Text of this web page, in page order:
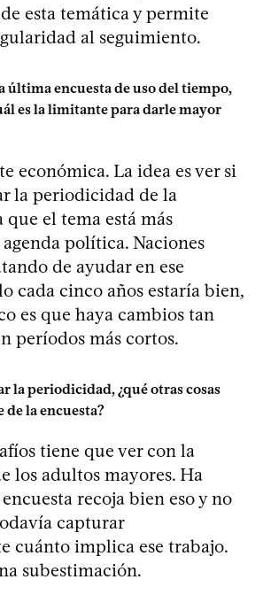
esta temática y permite
al seguimiento.
última encuesta de uso del tiempo,
es la limitante para darle mayor
económica. La idea es ver si
la periodicidad de la
que el tema está más
política. Naciones
de ayudar en ese
cada cinco años estaría bien,
es que haya cambios tan
períodos más cortos.
la periodicidad, ¿qué otras cosas
la encuesta?
tiene que ver con la
los adultos mayores. Ha
recoja bien eso y no
capturar
cuánto implica ese trabajo.
subestimación.